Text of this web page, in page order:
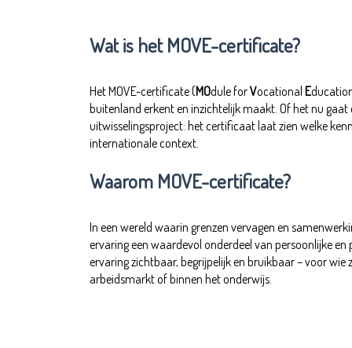
Wat is het MOVE-certificate?
Het MOVE-certificate (MOdule forVocational E
buitenland erkent en inzichtelijk maakt. Of het nu
uitwisselingsproject: het certificaat laat zien welke
internationale context.
Waarom MOVE-certificate?
In een wereld waarin grenzen vervagen en
ervaring een waardevol onderdeel van persoonlijke
ervaring zichtbaar, begrijpelijk en bruikbaar – voor
arbeidsmarkt of binnen het onderwijs.